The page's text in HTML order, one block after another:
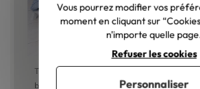
Transat 2 places bleu et
blanc haut de gamme
Vous pourrez modifier vos
moment en cliquant sur
n'importe quelle
Refuser les cookies
Personnaliser